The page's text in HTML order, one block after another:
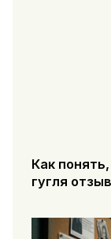
Как
гугля